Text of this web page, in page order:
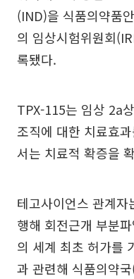
(IND)을 식품의약품
의 임상시험위원회
록됐다.
TPX-115는 임상 2a
조직에 대한 치료효
서는 치료적 확증을
테고사이언스 관계
행해 회전근개 부분
의 세계 최초 허가를
과 관련해 식품의약